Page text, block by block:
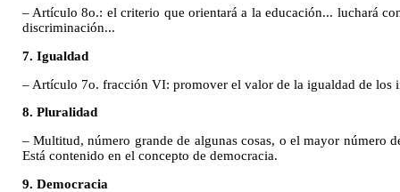
– Artículo 8o.: el criterio que orientará a la educación... luchará
discriminación...
7. Igualdad
– Artículo 7o. fracción VI: promover el valor de la igualdad de los
8. Pluralidad
– Multitud, número grande de algunas cosas, o el mayor número
Está contenido en el concepto de democracia.
9. Democracia